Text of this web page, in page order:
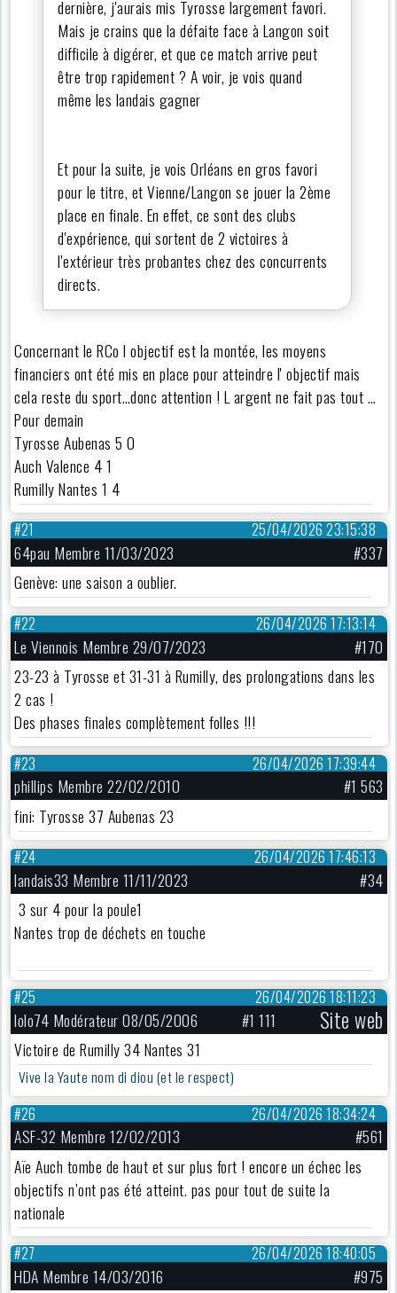
dernière, j'aurais mis Tyrosse largement favori.
Mais je crains que la défaite face à Langon soit
difficile à digérer, et que ce match arrive peut
être trop rapidement ? A voir, je vois quand
même les landais gagner
Et pour la suite, je vois Orléans en gros favori
pour le titre, et Vienne/Langon se jouer la 2ème
place en finale. En effet, ce sont des clubs
d'expérience, qui sortent de 2 victoires à
l'extérieur très probantes chez des concurrents
directs.
Concernant le RCo l objectif est la montée, les moyens
financiers ont été mis en place pour atteindre l' objectif mais
cela reste du sport…donc attention ! L argent ne fait pas tout …
Pour demain
Tyrosse Aubenas 5 0
Auch Valence 4 1
Rumilly Nantes 1 4
25/04/2026 23:15:38
#21
64pau Membre 11/03/2023
#337
Genève: une saison a oublier.
26/04/2026 17:13:14
#22
Le Viennois Membre 29/07/2023
#170
23-23 à Tyrosse et 31-31 à Rumilly, des prolongations dans les
2 cas !
Des phases finales complètement folles !!!
26/04/2026 17:39:44
#23
phillips Membre 22/02/2010
#1 563
fini: Tyrosse 37 Aubenas 23
26/04/2026 17:46:13
#24
landais33 Membre 11/11/2023
#34
3 sur 4 pour la poule1
Nantes trop de déchets en touche
26/04/2026 18:11:23
#25
lolo74 Modérateur 08/05/2006 #1 111 Site web
Victoire de Rumilly 34 Nantes 31
Vive la Yaute nom di diou (et le respect)
26/04/2026 18:34:24
#26
ASF-32 Membre 12/02/2013
#561
Aïe Auch tombe de haut et sur plus fort ! encore un échec les
objectifs n’ont pas été atteint. pas pour tout de suite la
nationale
26/04/2026 18:40:05
#27
HDA Membre 14/03/2016
#975